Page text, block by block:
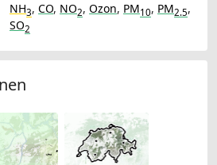
NH3, CO, NO2, Ozon, PM10, PM2.5,
SO2